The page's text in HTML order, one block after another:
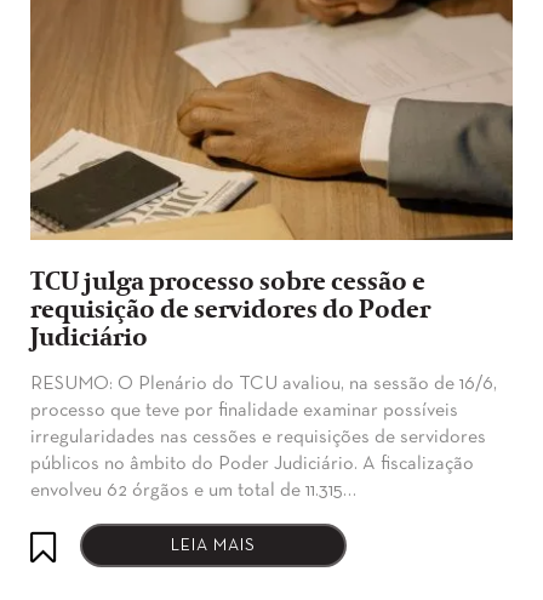
TCU julga processo sobre cessão e
requisição de servidores do Poder
Judiciário
RESUMO: O Plenário do TCU avaliou, na sessão de 16/6,
processo que teve por finalidade examinar possíveis
irregularidades nas cessões e requisições de servidores
públicos no âmbito do Poder Judiciário. A fiscalização
envolveu 62 órgãos e um total de 11.315…
LEIA MAIS